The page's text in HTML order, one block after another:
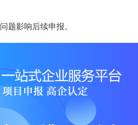
影响后续申报。